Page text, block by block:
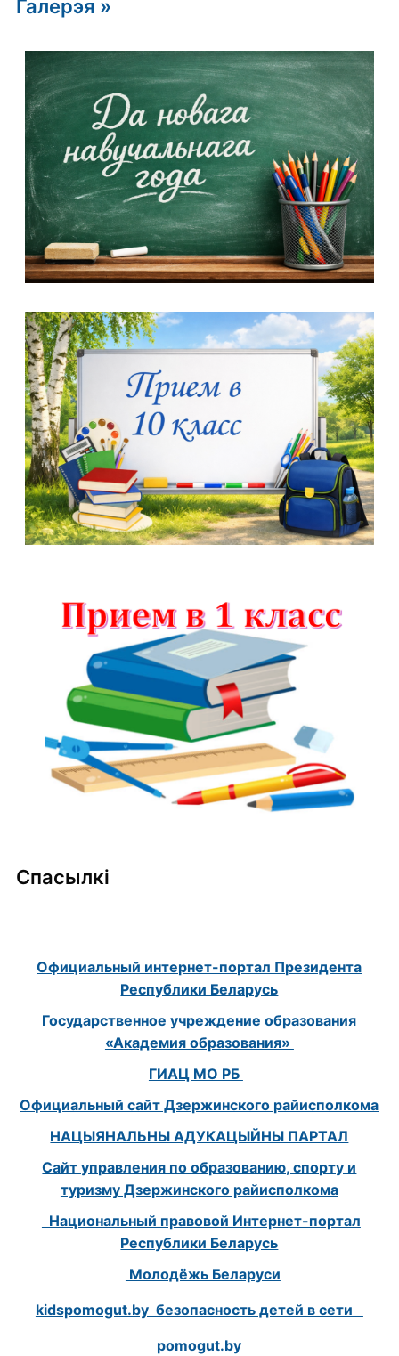
Галерэя »
Спасылкі
Официальный интернет-портал Президента
Республики Беларусь
Государственное учреждение образования
«Академия образования»
ГИАЦ МО РБ
Официальный сайт Дзержинского райисполкома
НАЦЫЯНАЛЬНЫ АДУКАЦЫЙНЫ ПАРТАЛ
Сайт управления по образованию, спорту и
туризму Дзержинского райисполкома
Национальный правовой Интернет-портал
Республики Беларусь
Молодёжь Беларуси
kidspomogut.by безопасность детей в сети
pomogut.by